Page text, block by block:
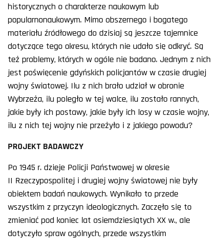
historycznych o charakterze naukowym lub
popularnonaukowym. Mimo obszernego i bogatego
materiału źródłowego do dzisiaj są jeszcze tajemnice
dotyczące tego okresu, których nie udało się odkryć. Są
też problemy, których w ogóle nie badano. Jednym z nich
jest poświęcenie gdyńskich policjantów w czasie drugiej
wojny światowej. Ilu z nich brało udział w obronie
Wybrzeża, ilu poległo w tej walce, ilu zostało rannych,
jakie były ich postawy, jakie były ich losy w czasie wojny,
ilu z nich tej wojny nie przeżyło i z jakiego powodu?
PROJEKT BADAWCZY
Po 1945 r. dzieje Policji Państwowej w okresie
II Rzeczypospolitej i drugiej wojny światowej nie były
obiektem badań naukowych. Wynikało to przede
wszystkim z przyczyn ideologicznych. Zaczęło się to
zmieniać pod koniec lat osiemdziesiątych XX w., ale
dotyczyło spraw ogólnych, przede wszystkim